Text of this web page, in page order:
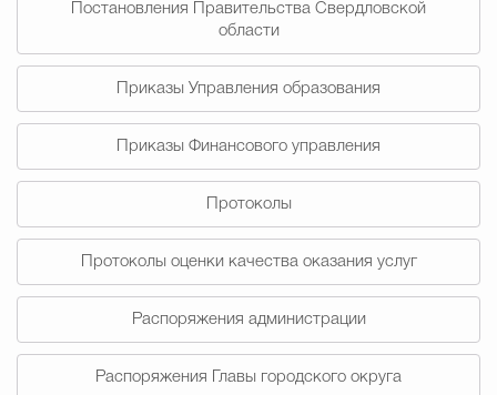
Счётная палата Городского
Гостям Городского
Постановления Правительства Свердловской
области
Приказы Управления образования
Приказы Финансового управления
Протоколы
Протоколы оценки качества оказания услуг
Распоряжения администрации
Распоряжения Главы городского округа